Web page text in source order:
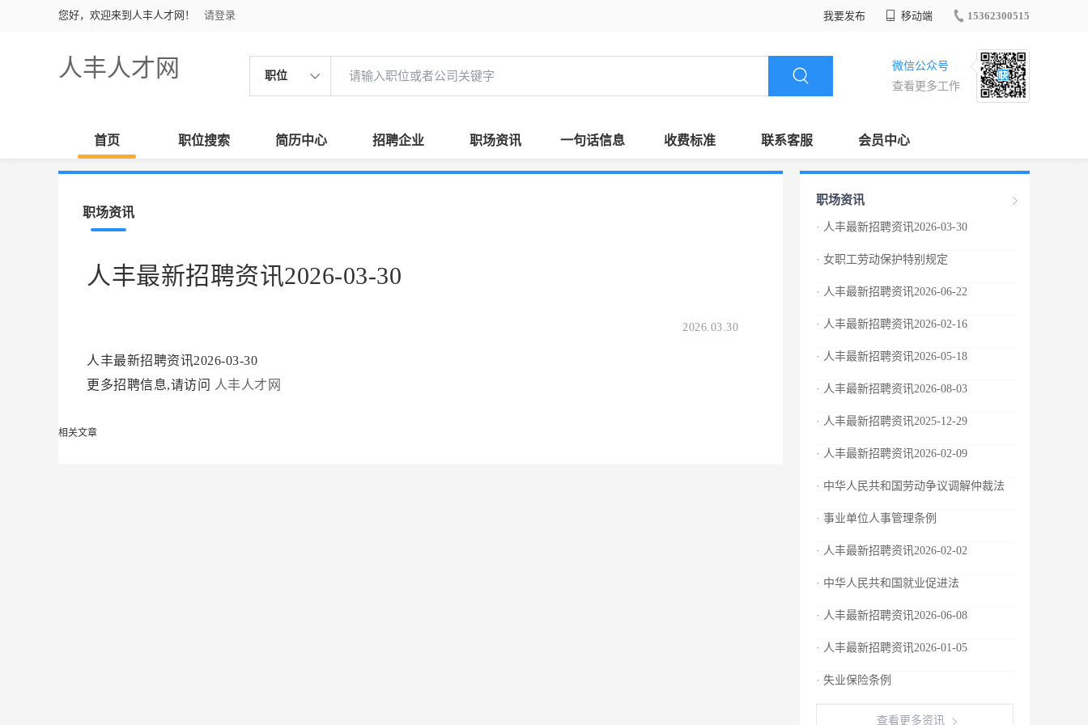
您好，欢迎来到人丰人才网！ 请登录 我要发布 移动端 15362300515
人丰人才网 职位
微信公众号
查看更多工作
首页 职位搜索 简历中心 招聘企业 职场资讯 一句话信息 收费标准 联系客服 会员中心
职场资讯
人丰最新招聘资讯2026-03-30
2026.03.30
人丰最新招聘资讯2026-03-30
更多招聘信息,请访问 人丰人才网
相关文章
职场资讯
· 人丰最新招聘资讯2026-03-30
· 女职工劳动保护特别规定
· 人丰最新招聘资讯2026-06-22
· 人丰最新招聘资讯2026-02-16
· 人丰最新招聘资讯2026-05-18
· 人丰最新招聘资讯2026-08-03
· 人丰最新招聘资讯2025-12-29
· 人丰最新招聘资讯2026-02-09
· 中华人民共和国劳动争议调解仲裁法
· 事业单位人事管理条例
· 人丰最新招聘资讯2026-02-02
· 中华人民共和国就业促进法
· 人丰最新招聘资讯2026-06-08
· 人丰最新招聘资讯2026-01-05
· 失业保险条例
查看更多资讯